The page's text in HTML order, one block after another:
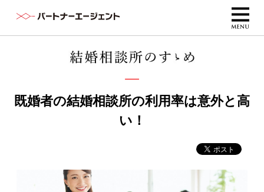
既婚者の結婚相談所の利用率は意外と高
い！